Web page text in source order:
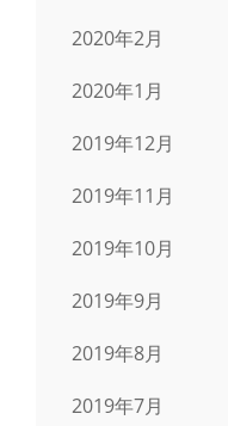
2020年2月
2020年1月
2019年12月
2019年11月
2019年10月
2019年9月
2019年8月
2019年7月